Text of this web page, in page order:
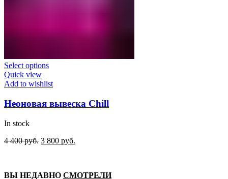
Select options
Quick view
Add to wishlist
Неоновая вывеска Chill
In stock
4 400руб. Original
400
3 800 руб.
800
ВЫ НЕДАВНО СМОТРЕЛИ